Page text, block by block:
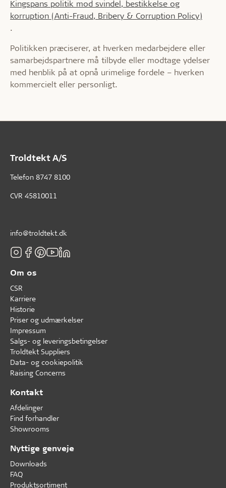
Kingspans politik mod svindel, bestikkelse og
korruption (Anti-Fraud, Bribery & Corruption Policy)
.
Politikken præciserer, at hverken medarbejdere eller
samarbejdspartnere må tilbyde eller modtage ydelser
med henblik på at opnå urimelige fordele – hverken
kommercielt eller personligt.
Troldtekt A/S
Telefon 8747 8100
CVR 45810011
info@troldtekt.dk
Om os
CSR
Karriere
Historie
Priser og udmærkelser
Impressum
Salgs- og leveringsbetingelser
Troldtekt Suppliers
Data- og cookiepolitik
Raising Concerns
Kontakt
Afdelinger
Find forhandler
Showrooms
Nyttige genveje
Downloads
FAQ
Produktsortiment